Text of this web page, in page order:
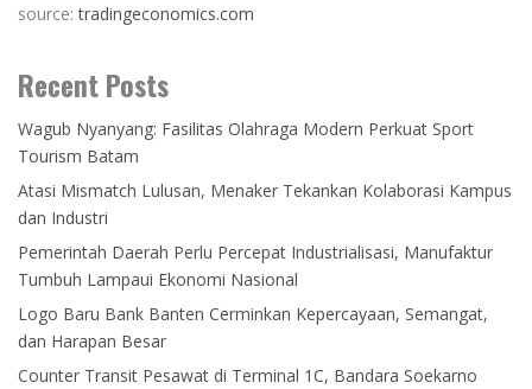
source:tradingeconomics.com
Recent Posts
Wagub Nyanyang: Fasilitas Olahraga Modern Perkuat Sport
Tourism Batam
Atasi Mismatch Lulusan, Menaker Tekankan Kolaborasi Kampus
dan Industri
Pemerintah Daerah Perlu Percepat Industrialisasi, Manufaktur
Tumbuh Lampaui Ekonomi Nasional
Logo Baru Bank Banten Cerminkan Kepercayaan, Semangat,
dan Harapan Besar
Counter Transit Pesawat di Terminal 1C, Bandara Soekarno